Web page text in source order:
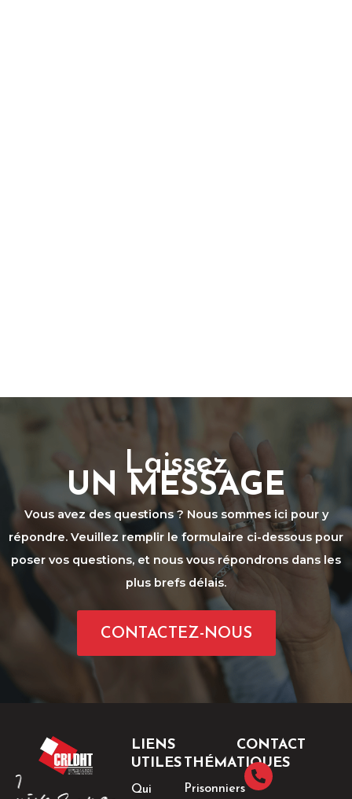
Laissez
UN MESSAGE
Vous avez des questions ? Nous sommes ici pour y
répondre. Veuillez remplir le formulaire ci-dessous pour
poser vos questions, et nous vous répondrons dans les
plus brefs délais.
CONTACTEZ-NOUS
LIENS
UTILES
Qui
THÉMATIQUES
Prisonniers
CONTACT